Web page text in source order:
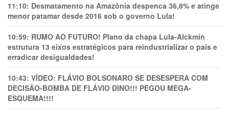
11:10: Desmatamento na Amazônia despenca 36,8% e atinge
menor patamar desde 2016 sob o governo Lula!
10:59: RUMO AO FUTURO! Plano da chapa Lula-Alckmin
estrutura 13 eixos estratégicos para reindustrializar o país e
erradicar desigualdades!
10:43: VÍDEO: FLÁVIO BOLSONARO SE DESESPERA COM
DECISÃO-BOMBA DE FLÁVIO DINO!!! PEGOU MEGA-
ESQUEMA!!!!